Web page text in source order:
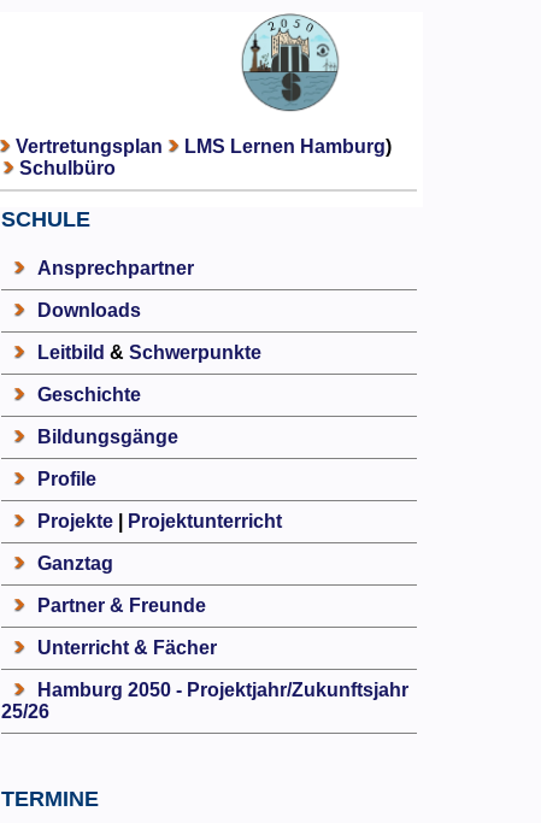
Vertretungsplan LMS Lernen Hamburg)
Schulbüro
SCHULE
Ansprechpartner
Downloads
Leitbild & Schwerpunkte
Geschichte
Bildungsgänge
Profile
Projekte| Projektunterricht
Ganztag
Partner & Freunde
Unterricht & Fächer
Hamburg 2050 - Projektjahr/Zukunftsjahr
25/26
TERMINE